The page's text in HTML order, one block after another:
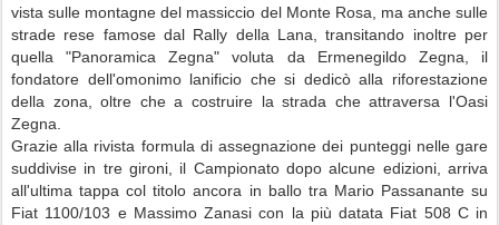
vista sulle montagne del massiccio del Monte Rosa, ma anche sulle
strade rese famose dal Rally della Lana, transitando inoltre per
quella "Panoramica Zegna" voluta da Ermenegildo Zegna, il
fondatore dell'omonimo lanificio che si dedicò alla riforestazione
della zona, oltre che a costruire la strada che attraversa l'Oasi
Zegna.
Grazie alla rivista formula di assegnazione dei punteggi nelle gare
suddivise in tre gironi, il Campionato dopo alcune edizioni, arriva
all'ultima tappa col titolo ancora in ballo tra Mario Passanante su
Fiat 1100/103 e Massimo Zanasi con la più datata Fiat 508 C in